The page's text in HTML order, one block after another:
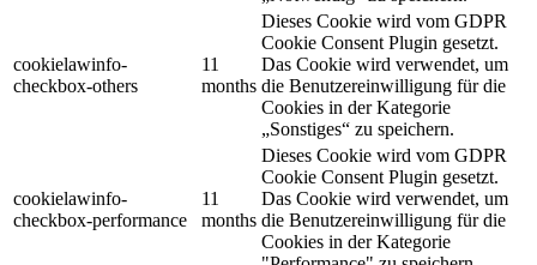
cookielawinfo-
checkbox-others
11
months
Dieses Cookie wird vom GDPR
Cookie Consent Plugin gesetzt.
Das Cookie wird verwendet, um
die Benutzereinwilligung für die
Cookies in der Kategorie
„Sonstiges“ zu speichern.
cookielawinfo-
checkbox-performance
11
months
Dieses Cookie wird vom GDPR
Cookie Consent Plugin gesetzt.
Das Cookie wird verwendet, um
die Benutzereinwilligung für die
Cookies in der Kategorie